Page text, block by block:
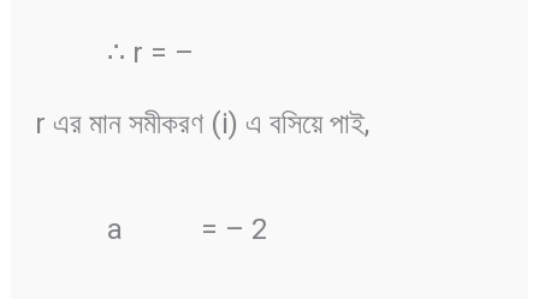
∴ r = –
r এর মান সমীকরণ (i) এ বসিয়ে পাই,
a = – 2